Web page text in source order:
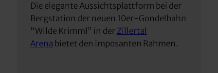
Die elegante Aussichtsplattform bei der
Bergstation der neuen 10er-Gondelbahn
“Wilde Krimml” in der Zillertal
Arena bietet den imposanten Rahmen.